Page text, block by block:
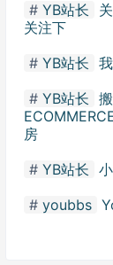
YB站长
关注下
YB站长
YB站长
房
YB站长
youbbs